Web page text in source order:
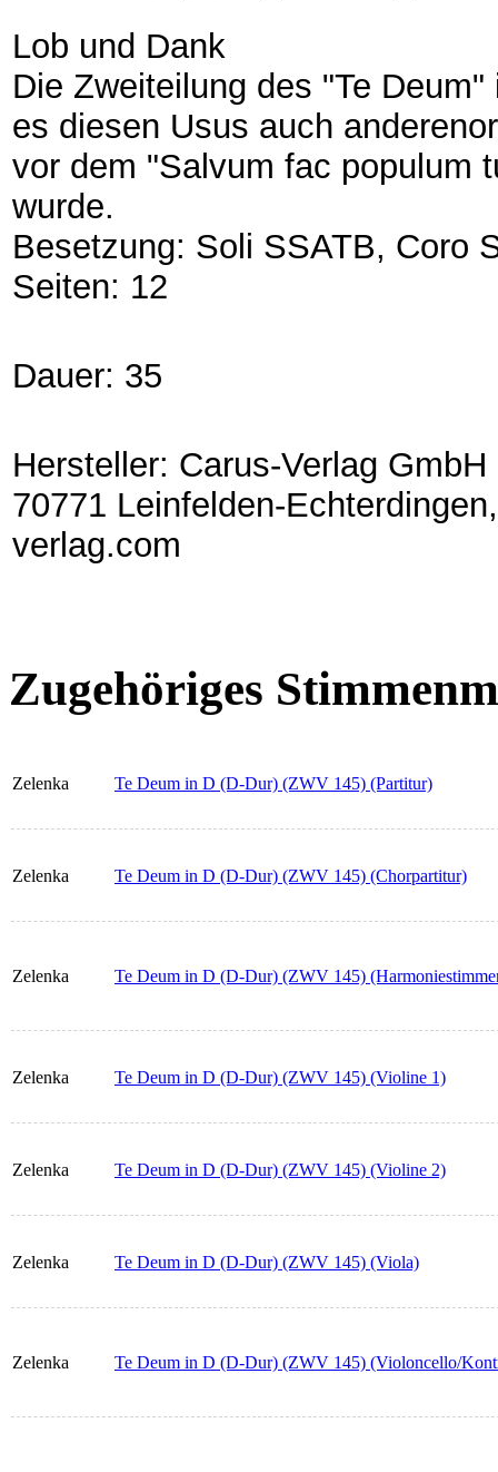
Lob und Dank
Die Zweiteilung des "Te
es diesen Usus auch
vor dem "Salvum fac populum
wurde.
Besetzung: Soli SSATB, Coro
Seiten: 12
Dauer: 35
Hersteller: Carus-Verlag
70771 Leinfelden-
verlag.com
Zugehöriges
Zelenka Te Deum in D (D-Dur) (ZWV 145) (Partitur)
Zelenka Te Deum in D (D-Dur) (ZWV 145) (Chorpartitur)
Zelenka Te Deum in D (D-Dur) (ZWV 145)
Zelenka Te Deum in D (D-Dur) (ZWV 145) (Violine 1)
Zelenka Te Deum in D (D-Dur) (ZWV 145) (Violine 2)
Zelenka Te Deum in D (D-Dur) (ZWV 145) (Viola)
Zelenka Te Deum in D (D-Dur) (ZWV 145) (Violoncello/